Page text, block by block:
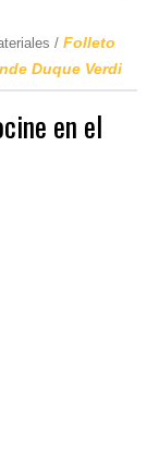
/ Folleto
Duque Verdi
en el